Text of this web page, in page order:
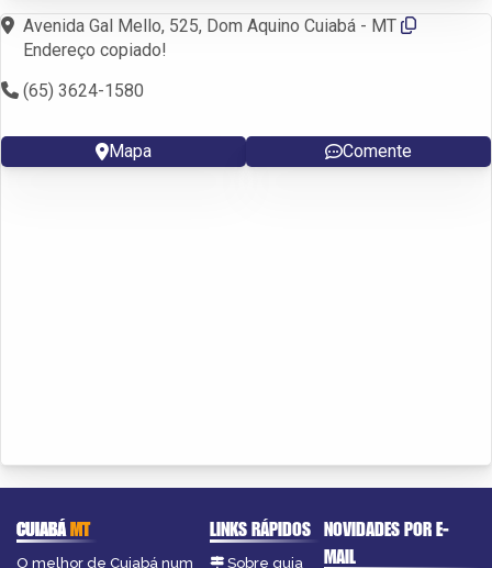
Avenida Gal Mello, 525, Dom Aquino Cuiabá - MT
Endereço copiado!
(65) 3624-1580
Mapa Comente
CUIABÁMT
O melhor de Cuiabá num
LINKS RÁPIDOS
Sobre guia
NOVIDADES POR E-
MAIL